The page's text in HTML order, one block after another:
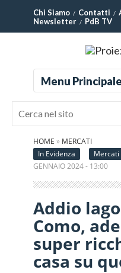
Chi Siamo Contatti
Newsletter
PdB TV
HOME » MERCATI
In Evidenza
Mercati
GENNAIO 2024 - 13:00
Addio
Como,
super
casa su